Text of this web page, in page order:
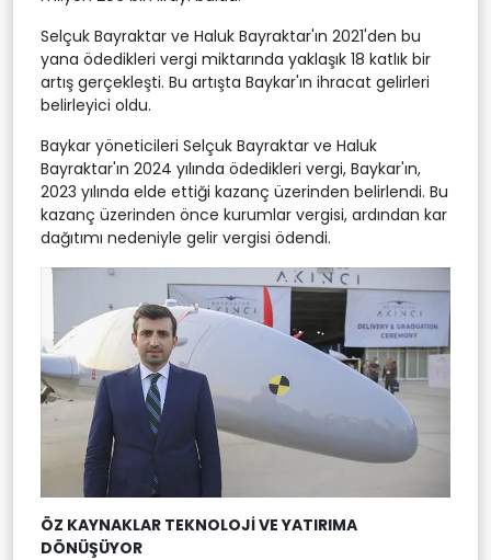
Selçuk Bayraktar ve Haluk Bayraktar'ın 2021'den bu
yana ödedikleri vergi miktarında yaklaşık 18 katlık bir
artış gerçekleşti. Bu artışta Baykar'ın ihracat gelirleri
belirleyici oldu.
Baykar yöneticileri Selçuk Bayraktar ve Haluk
Bayraktar'ın 2024 yılında ödedikleri vergi, Baykar'ın,
2023 yılında elde ettiği kazanç üzerinden belirlendi. Bu
kazanç üzerinden önce kurumlar vergisi, ardından kar
dağıtımı nedeniyle gelir vergisi ödendi.
ÖZ KAYNAKLAR TEKNOLOJİ VE YATIRIMA
DÖNÜŞÜYOR